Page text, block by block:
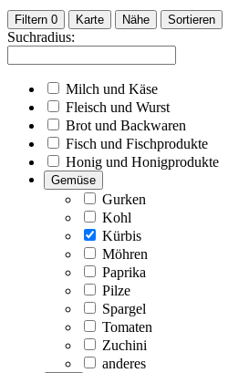
Filtern 0 Karte Nähe Sortieren
Suchradius:
Milch und Käse
Fleisch und Wurst
Brot und Backwaren
Fisch und Fischprodukte
Honig und Honigprodukte
Gemüse
Gurken
Kohl
Kürbis
Möhren
Paprika
Pilze
Spargel
Tomaten
Zuchini
anderes